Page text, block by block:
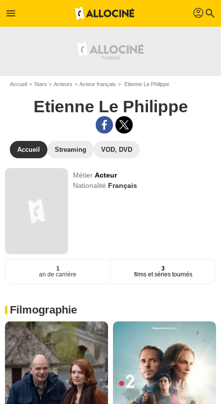
menu profil search
Accueil Stars Acteurs Acteur français Etienne Le Philippe
Etienne Le Philippe
Accueil Streaming VOD, DVD
MétierActeur
Nationalité Français
1
an de carrière
3
films et séries tournés
Filmographie